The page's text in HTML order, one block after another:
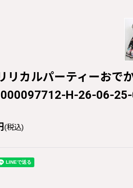
リカルパーティーおで
H-26-06-25-
(税込)